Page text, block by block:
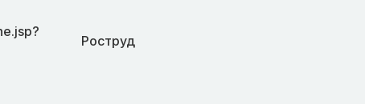
Роструд